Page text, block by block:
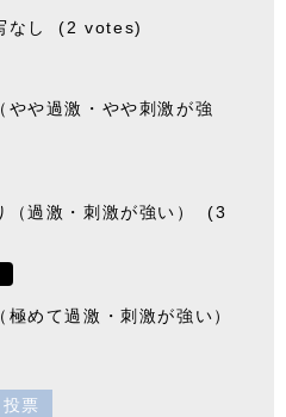
なし (2 votes)
やや過激・やや刺激が強
過激・刺激が強い）
(3
めて過激・刺激が強い）
投票